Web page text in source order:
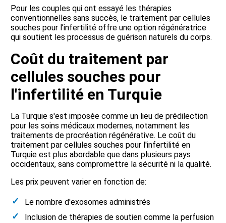
Pour les couples qui ont essayé les thérapies
conventionnelles sans succès, le traitement par cellules
souches pour l’infertilité offre une option régénératrice
qui soutient les processus de guérison naturels du corps.
Coût du traitement par
cellules souches pour
l'infertilité en Turquie
La Turquie s'est imposée comme un lieu de prédilection
pour les soins médicaux modernes, notamment les
traitements de procréation régénérative. Le coût du
traitement par cellules souches pour l'infertilité en
Turquie est plus abordable que dans plusieurs pays
occidentaux, sans compromettre la sécurité ni la qualité.
Les prix peuvent varier en fonction de:
Le nombre d'exosomes administrés
Inclusion de thérapies de soutien comme la perfusion